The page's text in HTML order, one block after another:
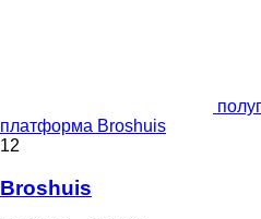
платформа Broshuis
12
Broshuis